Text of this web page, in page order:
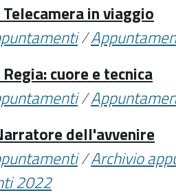
in viaggio
/
cuore e tecnica
/
dell'avvenire
/Archivio
2022